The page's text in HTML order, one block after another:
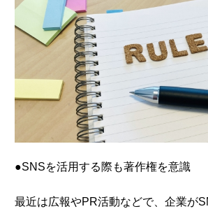
●SNSを活用する際も著作権を意識
最近は広報やPR活動などで、企業が